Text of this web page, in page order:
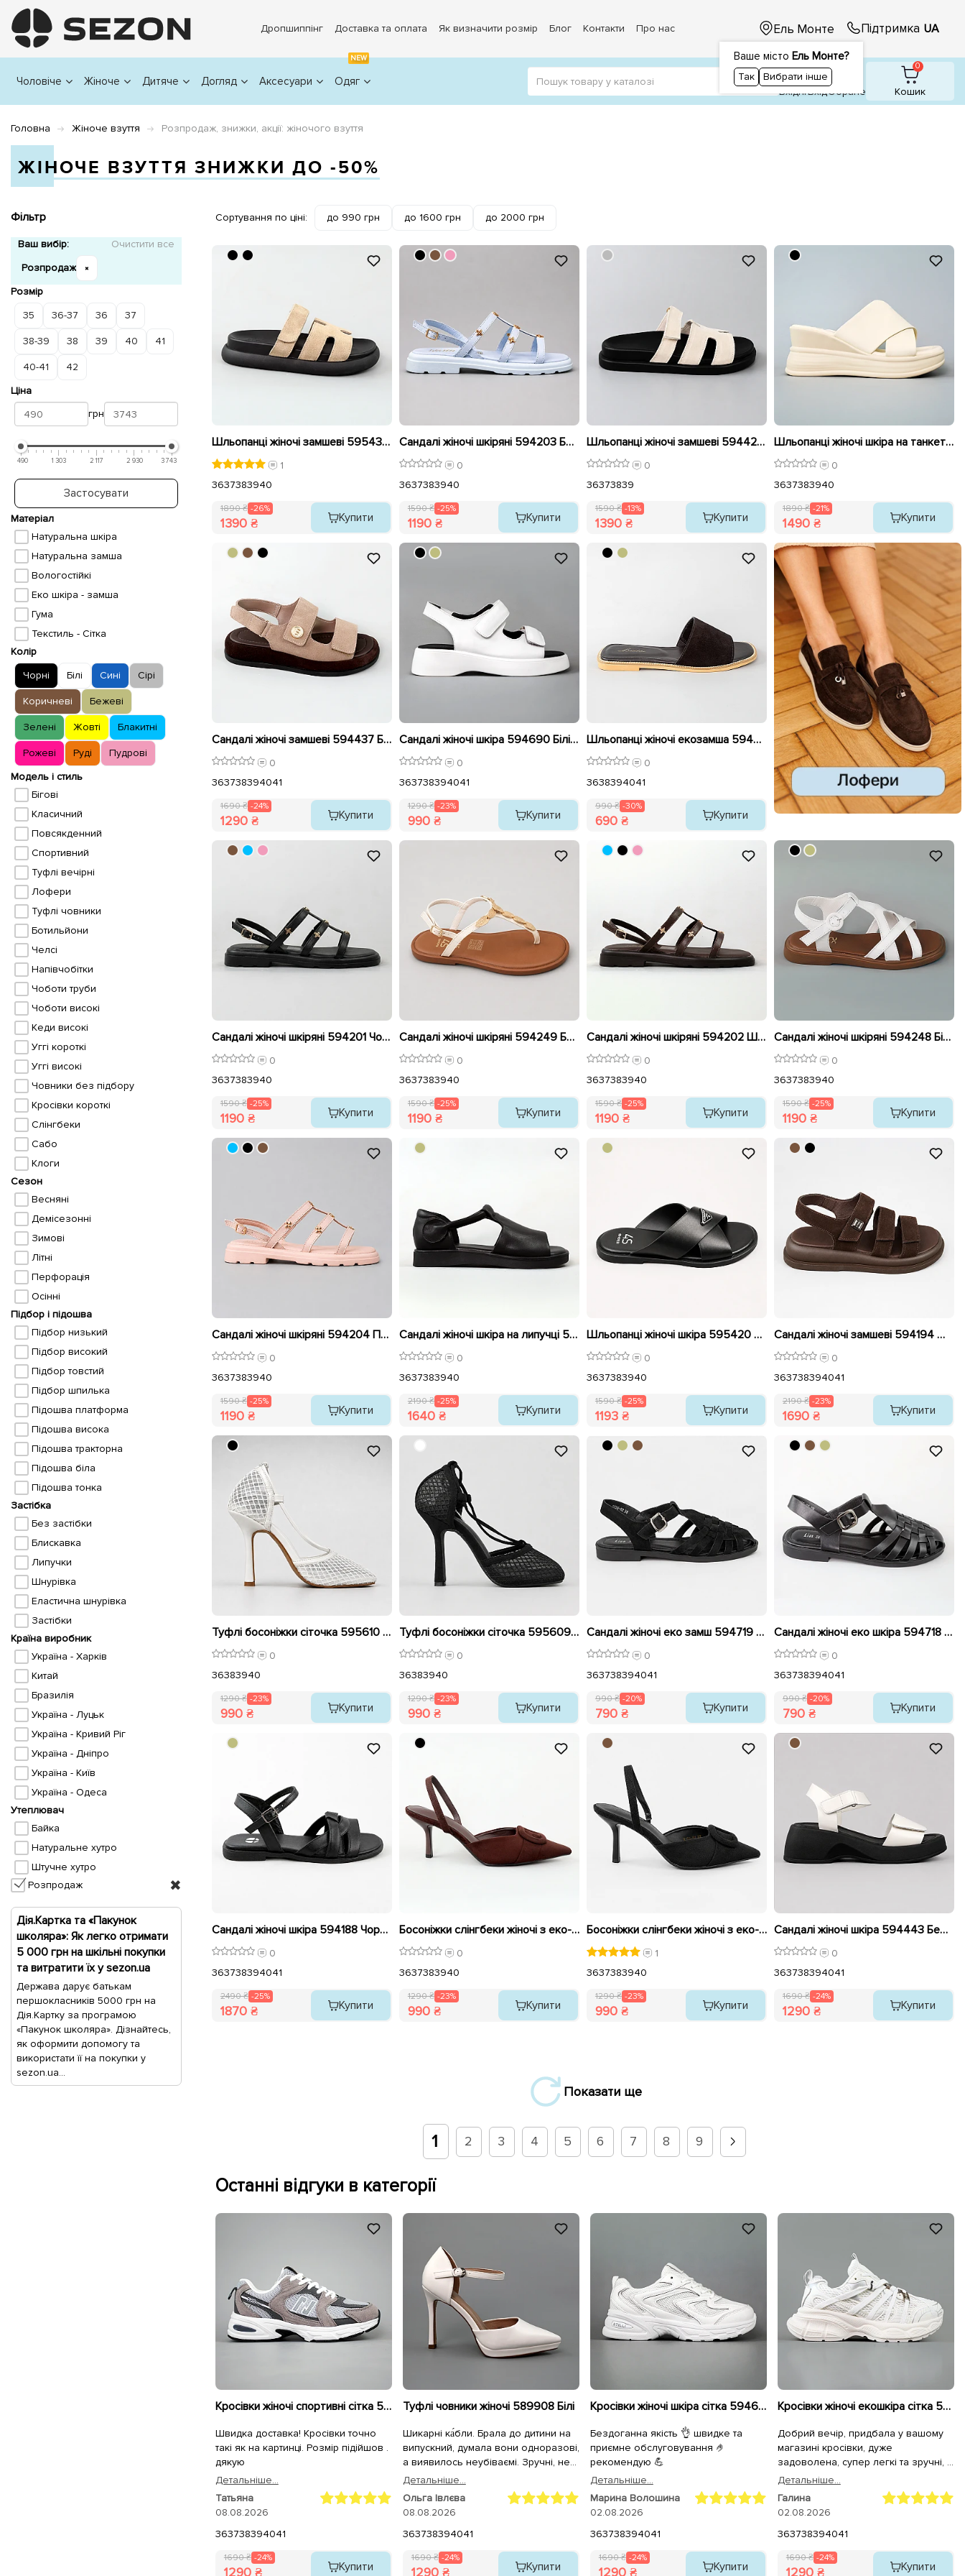
Дропшиппінг Доставка та оплата Як визначити розмір Блог Контакти Про нас Ель Монте
Ваше місто Ель Монте?
Так Вибрати інше
Підтримка UA
Чоловіче Жіноче Дитяче Догляд Аксесуари
NEW
Одяг
1
ВхідніВхiдОбране
0
Кошик
Головна Жіноче взуття Розпродаж, знижки, акції: жіночого взуття
ЖІНОЧЕ ВЗУТТЯ ЗНИЖКИ ДО -50%
Фільтр
Ваш вибір:
Очистити все
Розпродаж
Розмір
35
36-37 36 37
38-39 38 39 40 41
40-41
42
Ціна
грн
490 1 303 2 117 2 930 3 743
Застосувати
Матеріал
Натуральна шкіра
Натуральна замша
Вологостійкі
Еко шкіра - замша
Гума
Текстиль - Сітка
Колір
Чорні
Білі Сині Сірі
Коричневі Бежеві
Зелені Жовті Блакитні
Рожеві Руді
Пудрові
Модель і стиль
Бігові
Класичний
Повсякденний
Спортивний
Туфлі вечірні
Лофери
Туфлі човники
Ботильйони
Челсі
Напівчобітки
Чоботи труби
Чоботи високі
Кеди високі
Уггі короткі
Уггі високі
Човники без підбору
Кросівки короткі
Слінгбеки
Сабо
Клоги
Сезон
Весняні
Демісезонні
Зимові
Літні
Перфорація
Осінні
Підбор і підошва
Підбор низький
Підбор високий
Підбор товстий
Підбор шпилька
Підошва платформа
Підошва висока
Підошва тракторна
Підошва біла
Підошва тонка
Застібка
Без застібки
Блискавка
Липучки
Шнурівка
Еластична шнурівка
Застібки
Країна виробник
Україна - Харків
Китай
Бразилія
Україна - Луцьк
Україна - Кривий Ріг
Україна - Дніпро
Україна - Київ
Україна - Одеса
Утеплювач
Байка
Натуральне хутро
Штучне хутро
Розпродаж
Дія.Картка та «Пакунок
школяра»: Як легко отримати
5 000 грн на шкільні покупки
та витратити їх у sezon.ua
Держава дарує батькам
першокласників 5000 грн на
Дія.Картку за програмою
«Пакунок школяра». Дізнайтесь,
як оформити допомогу та
використати її на покупки у
sezon.ua...
Сортування по ціні: до 990 грн до 1600 грн до 2000 грн
Шльопанці жіночі замшеві 595430 Бежеві розпродаж
1
3637383940
1890 ₴ -26%
1390 ₴ Купити
Сандалі жіночі шкіряні 594203 Блакитні розпродаж
0
3637383940
1590 ₴ -25%
1190 ₴ Купити
Шльопанці жіночі замшеві 594428 Бежеві розпродаж
0
36373839
1590 ₴ -13%
1390 ₴ Купити
Шльопанці жіночі шкіра на танкетці 595418 Молочні розпродаж
0
3637383940
1890 ₴ -21%
1490 ₴ Купити
Сандалі жіночі замшеві 594437 Бежеві Коричневі розпродаж
0
363738394041
1690 ₴ -24%
1290 ₴ Купити
Сандалі жіночі шкіра 594690 Білі розпродаж
0
363738394041
1290 ₴ -23%
990 ₴ Купити
Шльопанці жіночі екозамша 594604 Чорні розпродаж
0
3638394041
990 ₴ -30%
690 ₴ Купити
Сандалі жіночі шкіряні 594201 Чорні розпродаж
0
3637383940
1590 ₴ -25%
1190 ₴ Купити
Сандалі жіночі шкіряні 594249 Бежеві розпродаж
0
3637383940
1590 ₴ -25%
1190 ₴ Купити
Сандалі жіночі шкіряні 594202 Шоколад розпродаж
0
3637383940
1590 ₴ -25%
1190 ₴ Купити
Сандалі жіночі шкіряні 594248 Білі розпродаж
0
3637383940
1590 ₴ -25%
1190 ₴ Купити
Сандалі жіночі шкіряні 594204 Пудра розпродаж
0
3637383940
1590 ₴ -25%
1190 ₴ Купити
Сандалі жіночі шкіра на липучці 595627 Чорні розпродаж
0
3637383940
2190 ₴ -25%
1640 ₴ Купити
Шльопанці жіночі шкіра 595420 Чорні розпродаж
0
3637383940
1590 ₴ -25%
1193 ₴ Купити
Сандалі жіночі замшеві 594194 Шоколад розпродаж
0
363738394041
2190 ₴ -23%
1690 ₴ Купити
Туфлі босоніжки сіточка 595610 Білі розпродаж
0
36383940
1290 ₴ -23%
990 ₴ Купити
Туфлі босоніжки сіточка 595609 Чорні розпродаж
0
36383940
1290 ₴ -23%
990 ₴ Купити
Сандалі жіночі еко замш 594719 Чорні розпродаж
0
363738394041
990 ₴ -20%
790 ₴ Купити
Сандалі жіночі еко шкіра 594718 Чорні розпродаж
0
363738394041
990 ₴ -20%
790 ₴ Купити
Сандалі жіночі шкіра 594188 Чорні розпродаж
0
363738394041
2490 ₴ -25%
1870 ₴ Купити
Босоніжки слінгбеки жіночі з еко-замші 595611 Коричневі розпродаж
0
3637383940
1290 ₴ -23%
990 ₴ Купити
Босоніжки слінгбеки жіночі з еко-замші 595612 Чорні розпродаж
1
3637383940
1290 ₴ -23%
990 ₴ Купити
Сандалі жіночі шкіра 594443 Бежеві розпродаж
0
363738394041
1690 ₴ -24%
1290 ₴ Купити
Показати ще
1 2 3 4 5 6 7 8 9
Останні відгуки в категорії
Кросівки жіночі спортивні сітка 594084 Сірі
Швидка доставка! Кросівки точно
такі як на картинці. Розмір підійшов .
дякую
Детальнiше...
Татьяна
08.08.2026
363738394041
1690 ₴ -24%
1290 ₴ Купити
Туфлі човники жіночі 589908 Білі
Шикарні ка́бли. Брала до дитини на
випускний, думала вони одноразові,
а виявилось неубіваємі. Зручні, не
хитаються хоча висока шпилька, на
устілці "подушечки" тож зручно та
м'яко ходити, +ціна! Рекомендую!
Детальнiше...
Ольга Івлєва
08.08.2026
363738394041
1690 ₴ -24%
1290 ₴ Купити
Кросівки жіночі шкіра сітка 594681 Білі
Бездоганна якість 👌 швидке та
приємне обслуговування 🤌
рекомендую 💪
Детальнiше...
Марина Волошина
02.08.2026
363738394041
1690 ₴ -24%
1290 ₴ Купити
Кросівки жіночі екошкіра сітка 595293 Білі
Добрий вечір, придбала у вашому
магазині кросівки, дуже
задоволена, супер легкі та зручні, а
для чоловіка крокси, він теж
задоволений. Дякуємо.
Детальнiше...
Галина
02.08.2026
363738394041
1690 ₴ -24%
1290 ₴ Купити